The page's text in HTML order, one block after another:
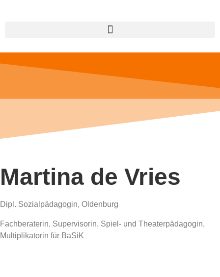
Martina de Vries
Dipl. Sozialpädagogin, Oldenburg
Fachberaterin, Supervisorin, Spiel- und Theaterpädagogin,
Multiplikatorin für BaSiK